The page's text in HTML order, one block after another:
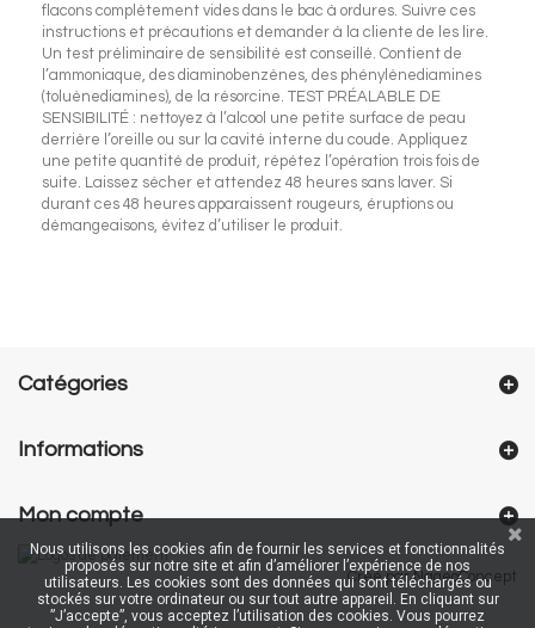
flacons complètement vides dans le bac à ordures. Suivre ces
instructions et précautions et demander à la cliente de les lire.
Un test préliminaire de sensibilité est conseillé. Contient de
l’ammoniaque, des diaminobenzènes, des phénylènediamines
(toluènediamines), de la résorcine. TEST PRÉALABLE DE
SENSIBILITÉ : nettoyez à l’alcool une petite surface de peau
derrière l’oreille ou sur la cavité interne du coude. Appliquez
une petite quantité de produit, répétez l’opération trois fois de
suite. Laissez sécher et attendez 48 heures sans laver. Si
durant ces 48 heures apparaissent rougeurs, éruptions ou
démangeaisons, évitez d’utiliser le produit.
Catégories
Informations
Mon compte
Créé par NageoConcept
Nous utilisons les cookies afin de fournir les services et fonctionnalités
proposés sur notre site et afin d’améliorer l’expérience de nos
utilisateurs. Les cookies sont des données qui sont téléchargés ou
stockés sur votre ordinateur ou sur tout autre appareil. En cliquant sur
”J’accepte”, vous acceptez l’utilisation des cookies. Vous pourrez